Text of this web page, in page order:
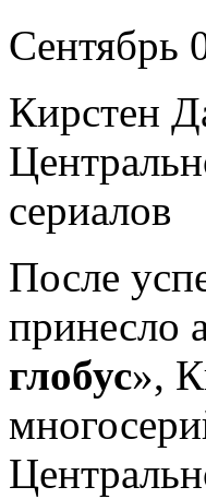
Сентябрь
Кирстeн
сериалов
После
принесло
глобус»,